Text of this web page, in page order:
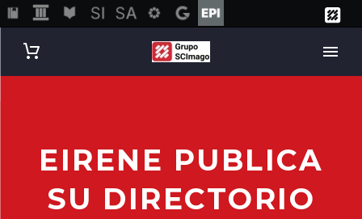
EIRENE PUBLICA
SU DIRECTORIO